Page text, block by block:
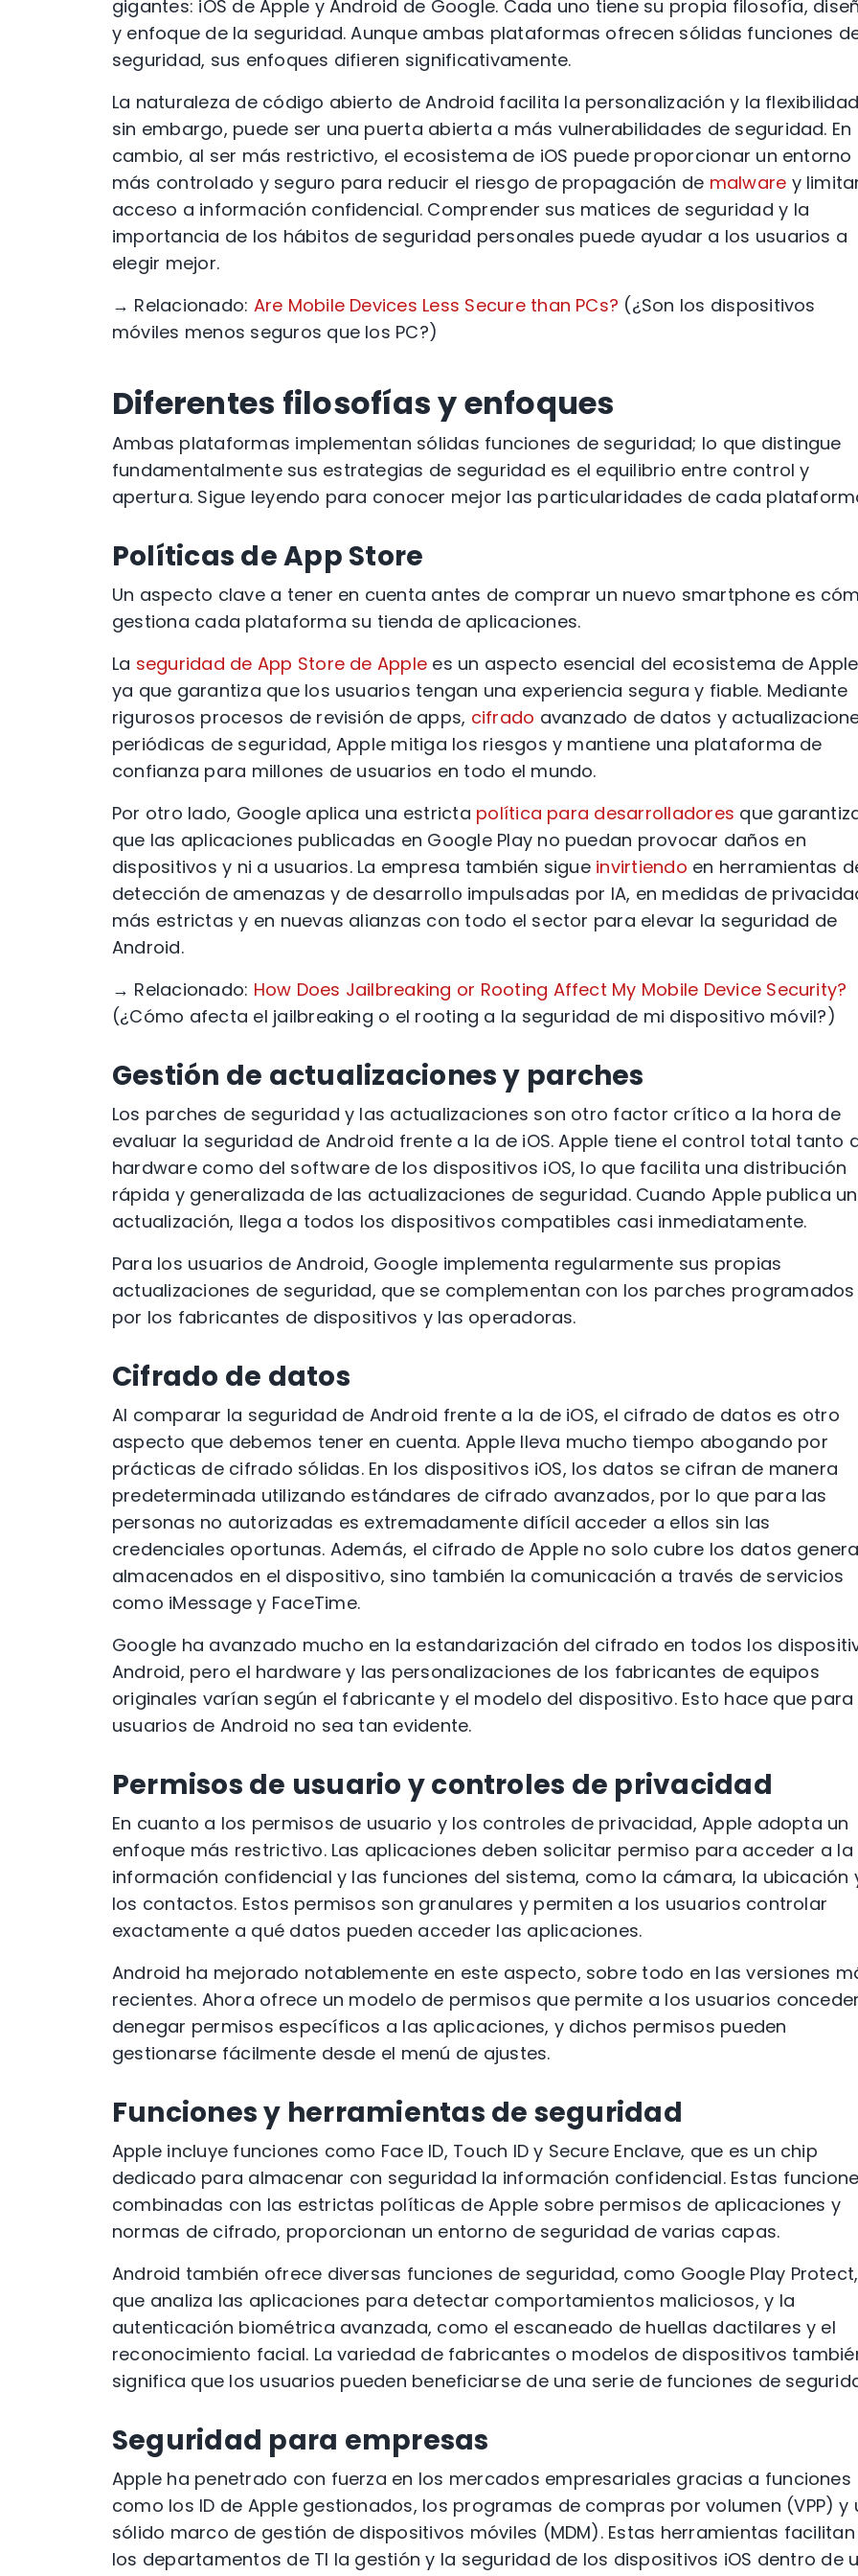
gigantes: iOS de Apple y Android de Google. Cada uno tiene su propia filosofía,
y enfoque de la seguridad. Aunque ambas plataformas ofrecen sólidas funciones
seguridad, sus enfoques difieren significativamente.
La naturaleza de código abierto de Android facilita la personalización y la
sin embargo, puede ser una puerta abierta a más vulnerabilidades de seguridad. En
cambio, al ser más restrictivo, el ecosistema de iOS puede proporcionar un entorno
más controlado y seguro para reducir el riesgo de propagación de malware y
acceso a información confidencial. Comprender sus matices de seguridad y la
importancia de los hábitos de seguridad personales puede ayudar a los usuarios a
elegir mejor.
→ Relacionado: Are Mobile Devices Less Secure than PCs? (¿Son los dispositivos
móviles menos seguros que los PC?)
Diferentes filosofías y enfoques
Ambas plataformas implementan sólidas funciones de seguridad; lo que distingue
fundamentalmente sus estrategias de seguridad es el equilibrio entre control y
apertura. Sigue leyendo para conocer mejor las particularidades de cada
Políticas de App Store
Un aspecto clave a tener en cuenta antes de comprar un nuevo smartphone es
gestiona cada plataforma su tienda de aplicaciones.
La seguridad de App Store de Apple es un aspecto esencial del ecosistema de
ya que garantiza que los usuarios tengan una experiencia segura y fiable. Mediante
rigurosos procesos de revisión de apps, cifrado avanzado de datos y
periódicas de seguridad, Apple mitiga los riesgos y mantiene una plataforma de
confianza para millones de usuarios en todo el mundo.
Por otro lado, Google aplica una estricta política para desarrolladores que
que las aplicaciones publicadas en Google Play no puedan provocar daños en
dispositivos y ni a usuarios. La empresa también sigue invirtiendo en herramientas
detección de amenazas y de desarrollo impulsadas por IA, en medidas de
más estrictas y en nuevas alianzas con todo el sector para elevar la seguridad de
Android.
→ Relacionado: How Does Jailbreaking or Rooting Affect My Mobile Device Security?
(¿Cómo afecta el jailbreaking o el rooting a la seguridad de mi dispositivo móvil?)
Gestión de actualizaciones y parches
Los parches de seguridad y las actualizaciones son otro factor crítico a la hora de
evaluar la seguridad de Android frente a la de iOS. Apple tiene el control total tanto
hardware como del software de los dispositivos iOS, lo que facilita una distribución
rápida y generalizada de las actualizaciones de seguridad. Cuando Apple publica
actualización, llega a todos los dispositivos compatibles casi inmediatamente.
Para los usuarios de Android, Google implementa regularmente sus propias
actualizaciones de seguridad, que se complementan con los parches programados
por los fabricantes de dispositivos y las operadoras.
Cifrado de datos
Al comparar la seguridad de Android frente a la de iOS, el cifrado de datos es otro
aspecto que debemos tener en cuenta. Apple lleva mucho tiempo abogando por
prácticas de cifrado sólidas. En los dispositivos iOS, los datos se cifran de manera
predeterminada utilizando estándares de cifrado avanzados, por lo que para las
personas no autorizadas es extremadamente difícil acceder a ellos sin las
credenciales oportunas. Además, el cifrado de Apple no solo cubre los datos
almacenados en el dispositivo, sino también la comunicación a través de servicios
como iMessage y FaceTime.
Google ha avanzado mucho en la estandarización del cifrado en todos los
Android, pero el hardware y las personalizaciones de los fabricantes de equipos
originales varían según el fabricante y el modelo del dispositivo. Esto hace que para
usuarios de Android no sea tan evidente.
Permisos de usuario y controles de privacidad
En cuanto a los permisos de usuario y los controles de privacidad, Apple adopta un
enfoque más restrictivo. Las aplicaciones deben solicitar permiso para acceder a la
información confidencial y las funciones del sistema, como la cámara, la ubicación
los contactos. Estos permisos son granulares y permiten a los usuarios controlar
exactamente a qué datos pueden acceder las aplicaciones.
Android ha mejorado notablemente en este aspecto, sobre todo en las versiones
recientes. Ahora ofrece un modelo de permisos que permite a los usuarios
denegar permisos específicos a las aplicaciones, y dichos permisos pueden
gestionarse fácilmente desde el menú de ajustes.
Funciones y herramientas de seguridad
Apple incluye funciones como Face ID, Touch ID y Secure Enclave, que es un chip
dedicado para almacenar con seguridad la información confidencial. Estas
combinadas con las estrictas políticas de Apple sobre permisos de aplicaciones y
normas de cifrado, proporcionan un entorno de seguridad de varias capas.
Android también ofrece diversas funciones de seguridad, como Google Play Protect,
que analiza las aplicaciones para detectar comportamientos maliciosos, y la
autenticación biométrica avanzada, como el escaneado de huellas dactilares y el
reconocimiento facial. La variedad de fabricantes o modelos de dispositivos
significa que los usuarios pueden beneficiarse de una serie de funciones de
Seguridad para empresas
Apple ha penetrado con fuerza en los mercados empresariales gracias a funciones
como los ID de Apple gestionados, los programas de compras por volumen (VPP) y
sólido marco de gestión de dispositivos móviles (MDM). Estas herramientas
los departamentos de TI la gestión y la seguridad de los dispositivos iOS dentro de